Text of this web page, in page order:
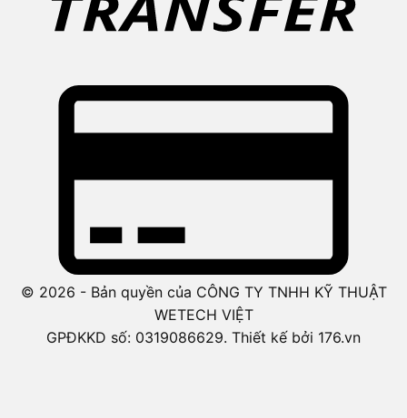
© 2026 - Bản quyền của CÔNG TY TNHH KỸ THUẬT
WETECH VIỆT
GPĐKKD số: 0319086629. Thiết kế bởi 176.vn